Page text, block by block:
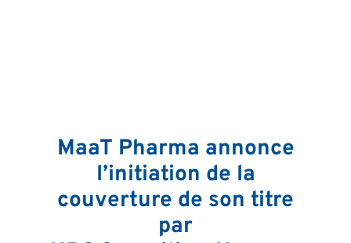
MaaT Pharma annonce
l’initiation de la
couverture de son titre
par